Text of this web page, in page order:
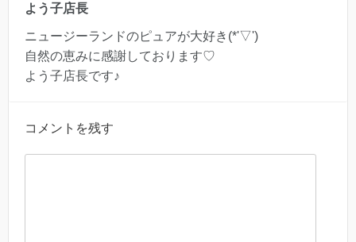
よう子店長
ニュージーランドのピュアが大好き(*'▽')
自然の恵みに感謝しております♡
よう子店長です♪
コメントを残す